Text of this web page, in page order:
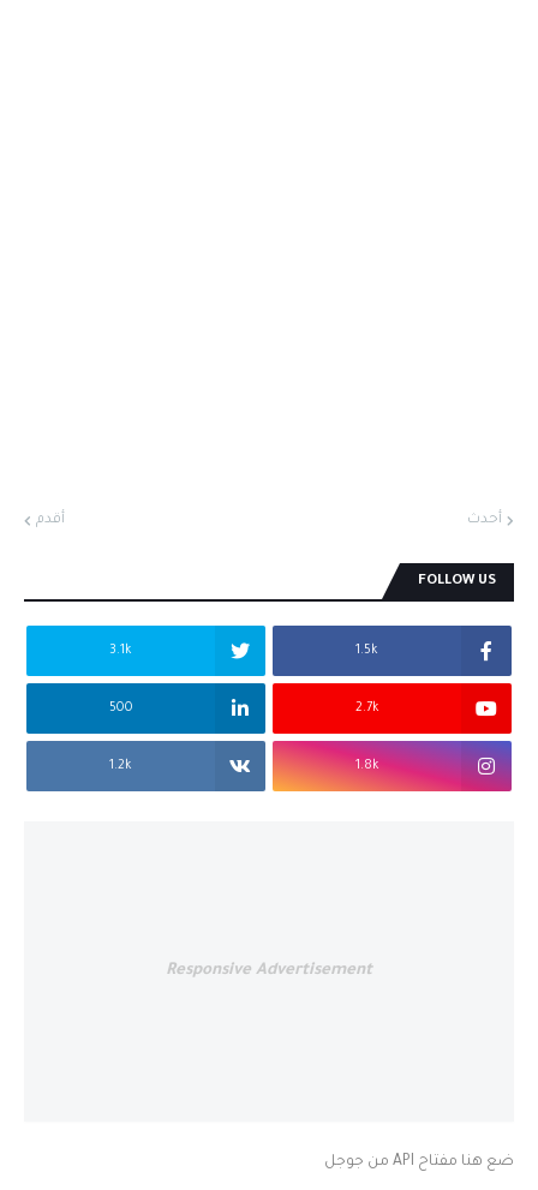
أحدث أقدم
FOLLOW US
1.5k
3.1k
2.7k
500
1.8k
1.2k
Responsive Advertisement
ضع هنا مفتاح API من جوجل